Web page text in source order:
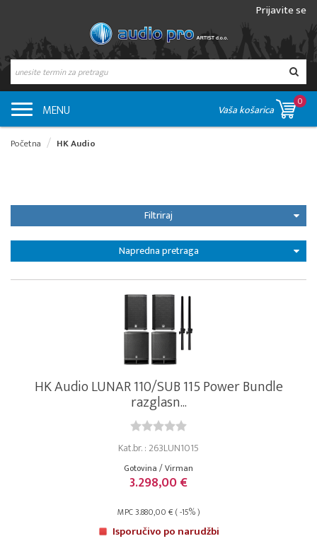
Prijavite se
MENU Vaša košarica
0
Početna HK Audio
Filtriraj
Napredna pretraga
HK Audio LUNAR 110/SUB 115 Power Bundle
razglasn...
Kat.br. : 263LUN1015
Gotovina / Virman
3.298,00 €
MPC 3.880,00 € ( -15% )
Isporučivo po narudžbi